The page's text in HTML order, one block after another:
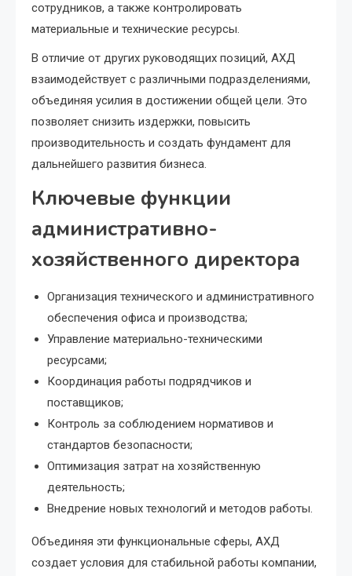
сотрудников, а также контролировать
материальные и технические ресурсы.
В отличие от других руководящих позиций, АХД
взаимодействует с различными подразделениями,
объединяя усилия в достижении общей цели. Это
позволяет снизить издержки, повысить
производительность и создать фундамент для
дальнейшего развития бизнеса.
Ключевые функции
административно-
хозяйственного директора
Организация технического и административного
обеспечения офиса и производства;
Управление материально-техническими
ресурсами;
Координация работы подрядчиков и
поставщиков;
Контроль за соблюдением нормативов и
стандартов безопасности;
Оптимизация затрат на хозяйственную
деятельность;
Внедрение новых технологий и методов работы.
Объединяя эти функциональные сферы, АХД
создает условия для стабильной работы компании,